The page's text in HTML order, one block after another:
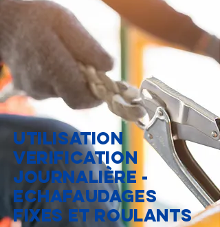
UTILISATION
VERIFICATION
JOURNALIÈRE -
ECHAFAUDAGES
FIXES ET ROULANTS